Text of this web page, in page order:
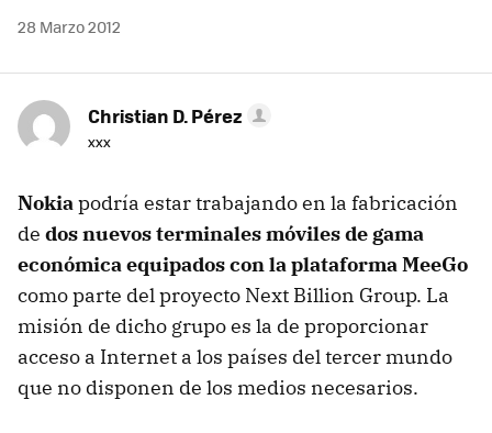
28 Marzo 2012
Christian D. Pérez
xxx
Nokiapodría estar trabajando en la fabricación
de dos nuevos terminales móviles de gama
económica equipados con la plataforma MeeGo
como parte del proyecto Next Billion Group. La
misión de dicho grupo es la de proporcionar
acceso a Internet a los países del tercer mundo
que no disponen de los medios necesarios.